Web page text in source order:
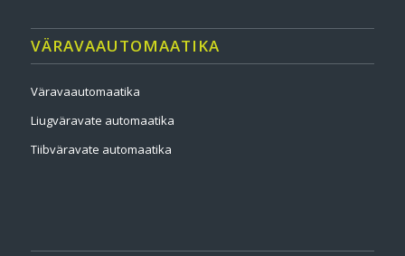
VÄRAVAAUTOMAATIKA
Väravaautomaatika
Liugväravate automaatika
Tiibväravate automaatika